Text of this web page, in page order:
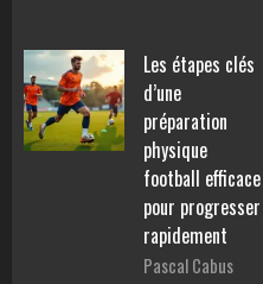
Les étapes clés
d’une
préparation
physique
football efficace
pour progresser
rapidement
Pascal Cabus